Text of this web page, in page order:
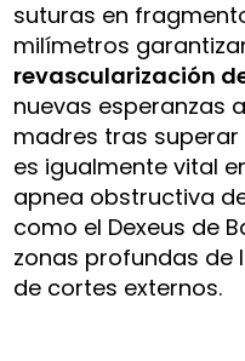
suturas en
milímetros
revascularización
nuevas esperanzas
madres tras superar
es igualmente vital
apnea obstructiva
como el Dexeus de
zonas profundas de
de cortes externos.